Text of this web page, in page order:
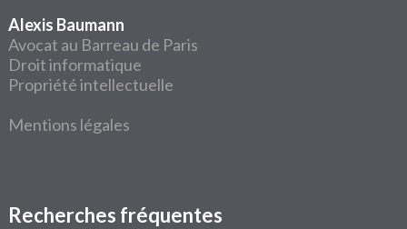
Alexis Baumann
Avocat au Barreau de Paris
Droit informatique
Propriété intellectuelle
Mentions légales
Recherches fréquentes